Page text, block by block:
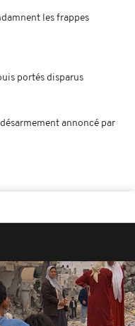
les frappes
portés disparus
annoncé par